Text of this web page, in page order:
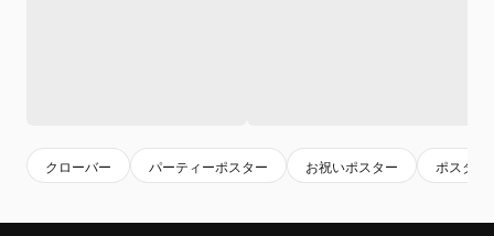
クローバー パーティーポスター お祝いポスター ポスター